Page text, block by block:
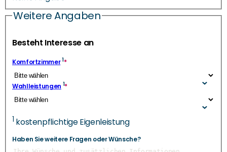
Weitere Angaben
Besteht Interesse an
Komfortzimmer1*
Wahlleistungen 1*
1 kostenpflichtige Eigenleistung
Haben Sie weitere Fragen oder Wünsche?